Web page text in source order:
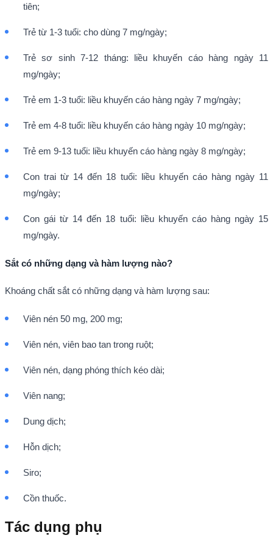
tiên;
Trẻ từ 1-3 tuổi: cho dùng 7 mg/ngày;
Trẻ sơ sinh 7-12 tháng: liều khuyến cáo hàng ngày 11
mg/ngày;
Trẻ em 1-3 tuổi: liều khuyến cáo hàng ngày 7 mg/ngày;
Trẻ em 4-8 tuổi: liều khuyến cáo hàng ngày 10 mg/ngày;
Trẻ em 9-13 tuổi: liều khuyến cáo hàng ngày 8 mg/ngày;
Con trai từ 14 đến 18 tuổi: liều khuyến cáo hàng ngày 11
mg/ngày;
Con gái từ 14 đến 18 tuổi: liều khuyến cáo hàng ngày 15
mg/ngày.
Sắt có những dạng và hàm lượng nào?
Khoáng chất sắt có những dạng và hàm lượng sau:
Viên nén 50 mg, 200 mg;
Viên nén, viên bao tan trong ruột;
Viên nén, dạng phóng thích kéo dài;
Viên nang;
Dung dịch;
Hỗn dịch;
Siro;
Cồn thuốc.
Tác dụng phụ